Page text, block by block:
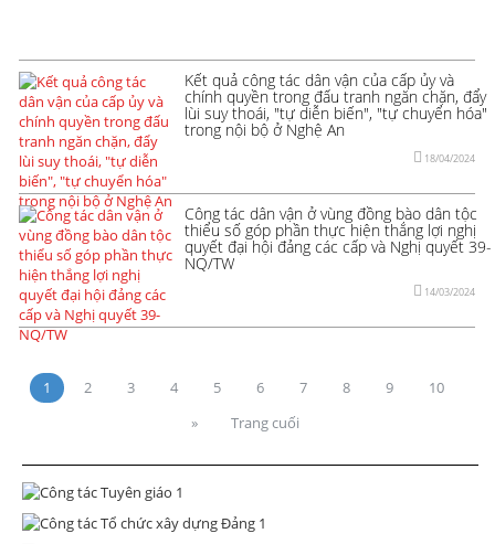
Kết quả công tác dân vận của cấp ủy và
chính quyền trong đấu tranh ngăn chặn, đẩy
lùi suy thoái, "tự diễn biến", "tự chuyển hóa"
trong nội bộ ở Nghệ An
18/04/2024
Công tác dân vận ở vùng đồng bào dân tộc
thiểu số góp phần thực hiện thắng lợi nghị
quyết đại hội đảng các cấp và Nghị quyết 39-
NQ/TW
14/03/2024
1 2 3 4 5 6 7 8 9
10
»
Trang cuối